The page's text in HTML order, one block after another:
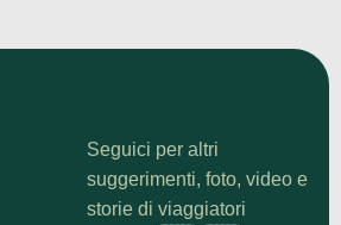
Seguici per altri
suggerimenti, foto, video e
storie di viaggiatori